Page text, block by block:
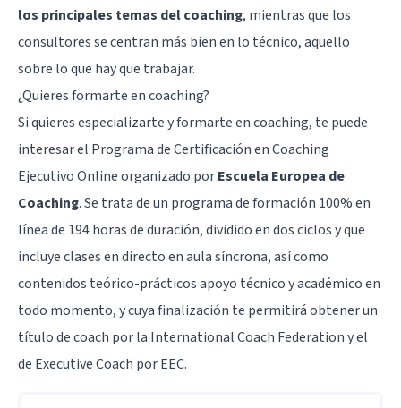
los principales temas del coaching, mientras que los
consultores se centran más bien en lo técnico, aquello
sobre lo que hay que trabajar.
¿Quieres formarte en coaching?
Si quieres especializarte y formarte en coaching, te puede
interesar el Programa de Certificación en Coaching
Ejecutivo Online organizado porEscuela Europea de
Coaching. Se trata de un programa de formación 100% en
línea de 194 horas de duración, dividido en dos ciclos y que
incluye clases en directo en aula síncrona, así como
contenidos teórico-prácticos apoyo técnico y académico en
todo momento, y cuya finalización te permitirá obtener un
título de coach por la International Coach Federation y el
de Executive Coach por EEC.